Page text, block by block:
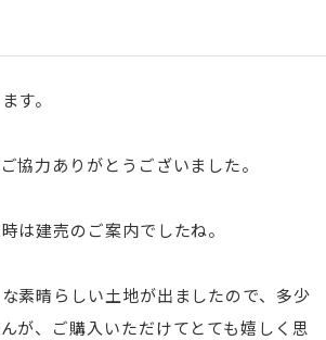
す。
協力ありがとうございました。
は建売のご案内でしたね。
素晴らしい土地が出ましたので、多少
が、ご購入いただけてとても嬉しく思